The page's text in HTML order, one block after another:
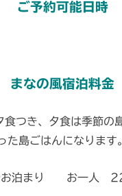
ご予約可能日時
まなの風宿泊料金
つき、夕食は季節の
た島ごはんになります
お泊まり お一人